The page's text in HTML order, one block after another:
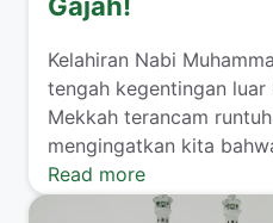
​Kelahiran Nabi
tengah kegentingan luar
Mekkah terancam
mengingatkan kita
Read more